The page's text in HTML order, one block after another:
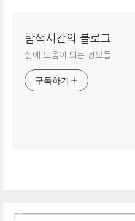
탐색시간의 블로그
삶에 도움이 되는 정보들
구독하기